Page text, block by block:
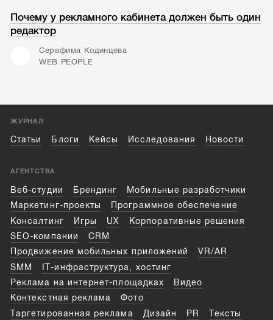
Почему у рекламного кабинета должен быть один
редактор
Серафима Кодинцева
WEB PEOPLE
ЖУРНАЛ
Статьи Блоги Кейсы Исследования Новости
АГЕНТСТВА
Веб-студии Брендинг
Мобильные разработчики
Маркетинг-проекты
Программное обеспечение
Консалтинг
Игры UX
Корпоративные решения
SEO-компании
CRM
Продвижение мобильных приложений
VR/AR
SMM
IT-инфраструктура, хостинг
Реклама на интернет-площадках
Видео
Контекстная реклама
Фото
Таргетированная реклама
Дизайн PR
Тексты